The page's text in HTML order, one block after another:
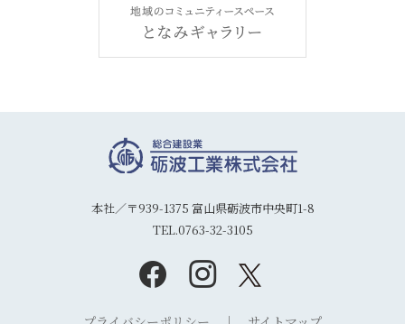
本社／〒939-1375 富山県砺波市中央町1-8
TEL.0763-32-3105